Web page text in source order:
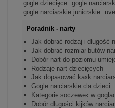
gogle dziecięce
gogle
gogle narciarskie juniorskie
Poradnik - narty
Jak dobrać rodzaj i długość
Jak dobrać rozmiar butów
Dobór nart do poziomu
Rodzaje nart dziecięcych
Jak dopasować kask
Gogle narciarskie dla dzieci
Kategorie soczewek w
Dobór długości kijków